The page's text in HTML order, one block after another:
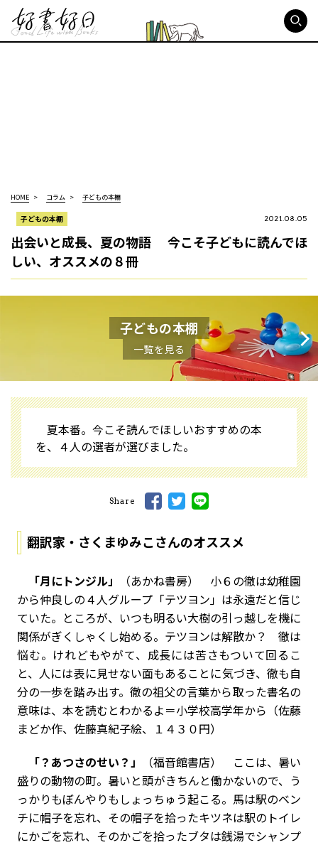
HOME コラム 子どもの本棚
子どもの本棚 2021.08.05
出会いと成長、夏の物語 今こそ子どもに読んでほ
しい、オススメの８冊
子どもの本棚
一覧を見る
夏本番。今こそ読んでほしいおすすめの本
を、４人の選者が選びました。
Share
翻訳家・さくまゆみこさんのオススメ
「月にトンジル」
（あかね書房） 小６の徹は幼稚園
から仲良しの４人グループ「テツヨン」は永遠だと信じ
ていた。ところが、いつも明るい大樹の引っ越しを機に
関係がぎくしゃくし始める。テツヨンは解散か？ 徹は
悩む。けれどもやがて、成長には苦さもついて回るこ
と、人には表に見せない面もあることに気づき、徹も自
分の一歩を踏み出す。徹の祖父の言葉から取った書名の
意味は、本を読むとわかるよ＝小学校高学年から（佐藤
まどか作、佐藤真紀子絵、１４３０円）
「？あつさのせい？」
（福音館書店） ここは、暑い
盛りの動物の町。暑いと頭がきちんと働かないので、う
っかりもぼんやりもしょっちゅう起こる。馬は駅のベン
チに帽子を忘れ、その帽子を拾ったキツネは駅のトイレ
にかごを忘れ、そのかごを拾ったブタは銭湯でシャンプ